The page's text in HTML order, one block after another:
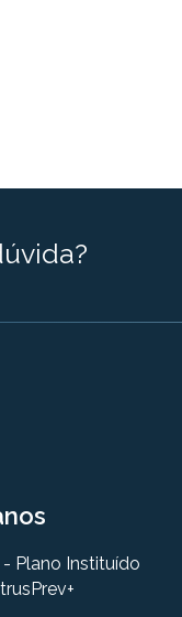
- Plano Instituído